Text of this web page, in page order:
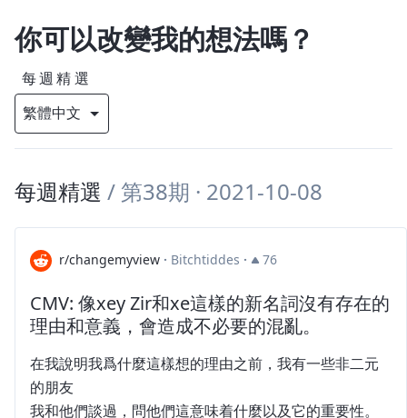
你可以改變我的想法嗎？
每週精選
每週精選 / 第38期 · 2021-10-08
r/changemyview · Bitchtiddes · 76
CMV: 像xey Zir和xe這樣的新名詞沒有存在的
理由和意義，會造成不必要的混亂。
在我說明我爲什麼這樣想的理由之前，我有一些非二元
的朋友
我和他們談過，問他們這意味着什麼以及它的重要性。